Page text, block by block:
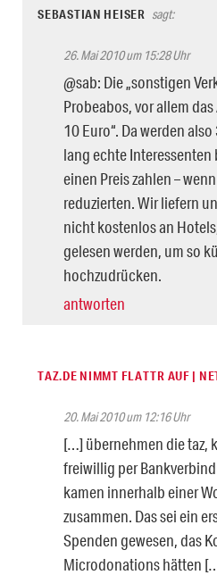
SEBASTIAN HEISER sagt:
26. Mai 2010 um 15:28 Uhr
@sab: Die „sonstigen
Probeabos, vor allem
10 Euro“. Da werden
lang echte
einen Preis zahlen –
reduzierten. Wir liefern
nicht kostenlos an
gelesen werden, um so
hochzudrücken.
antworten
TAZ.DE NIMMT FLATTR AUF |
20. Mai 2010 um 12:16 Uhr
[…] übernehmen die taz,
freiwillig per
kamen innerhalb einer
zusammen. Das sei ein
Spenden gewesen, das
Microdonations hätten